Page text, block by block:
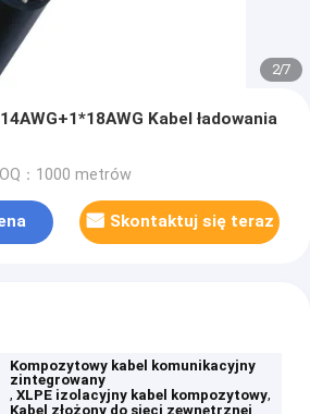
2/7
Kabel ładowania
：1000 metrów
Skontaktuj się teraz
Kompozytowy kabel komunikacyjny
zintegrowany
,XLPE izolacyjny kabel kompozytowy,
Kabel złożony do sieci zewnętrznej